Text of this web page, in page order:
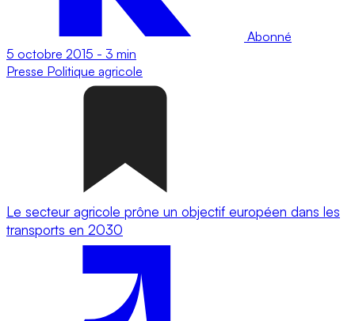
Abonné
5 octobre 2015 - 3 min
Presse Politique agricole
Le secteur agricole prône un objectif européen dans les
transports en 2030